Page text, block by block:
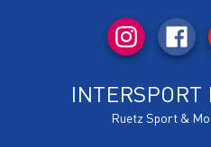
INTERSPORT
Ruetz Sport &